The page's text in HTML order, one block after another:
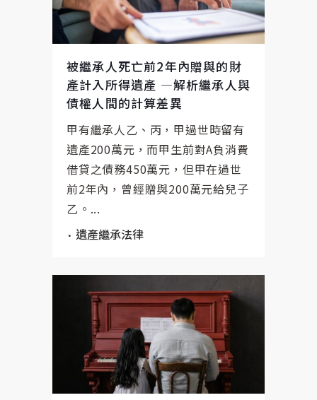
被繼承人死亡前2年內贈與的財
產計入所得遺產 —解析繼承人與
債權人間的計算差異
甲有繼承人乙、丙，甲過世時留有
遺產200萬元，而甲生前對A負消費
借貸之債務450萬元，但甲在過世
前2年內，曾經贈與200萬元給兒子
乙。...
遺產繼承法律